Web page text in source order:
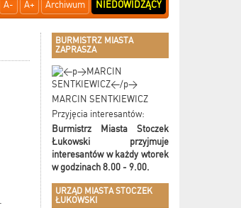
A- A+ Archiwum NIEDOWIDZĄCY
BURMISTRZ MIASTA
ZAPRASZA
MARCIN SENTKIEWICZ
Przyjęcia interesantów:
Burmistrz Miasta Stoczek
Łukowski przyjmuje
interesantów wkażdy wtorek
w godzinach 8.00 - 9.00.
URZĄD MIASTA STOCZEK
ŁUKOWSKI